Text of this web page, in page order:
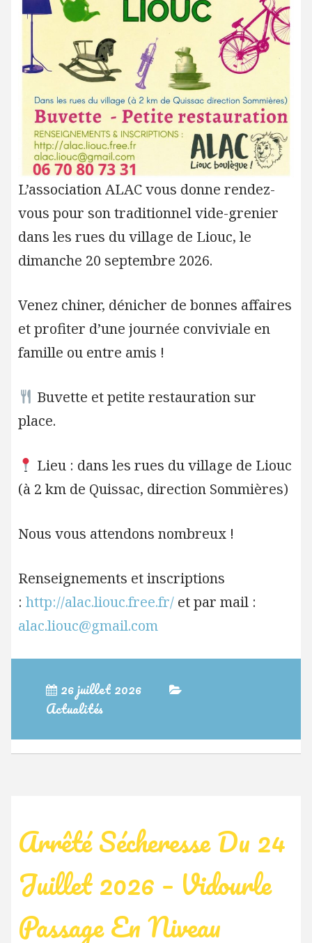
L’association ALAC vous donne rendez-
vous pour son traditionnel vide-grenier
dans les rues du village de Liouc, le
dimanche 20 septembre 2026.
Venez chiner, dénicher de bonnes affaires
et profiter d’une journée conviviale en
famille ou entre amis !
Buvette et petite restauration sur
place.
Lieu : dans les rues du village de Liouc
(à 2 km de Quissac, direction Sommières)
Nous vous attendons nombreux !
Renseignements et inscriptions
: http://alac.liouc.free.fr/et par mail :
alac.liouc@gmail.com
26 juillet 2026
Actualités
Arrêté Sécheresse Du 24
Juillet 2026 – Vidourle
Passage En Niveau